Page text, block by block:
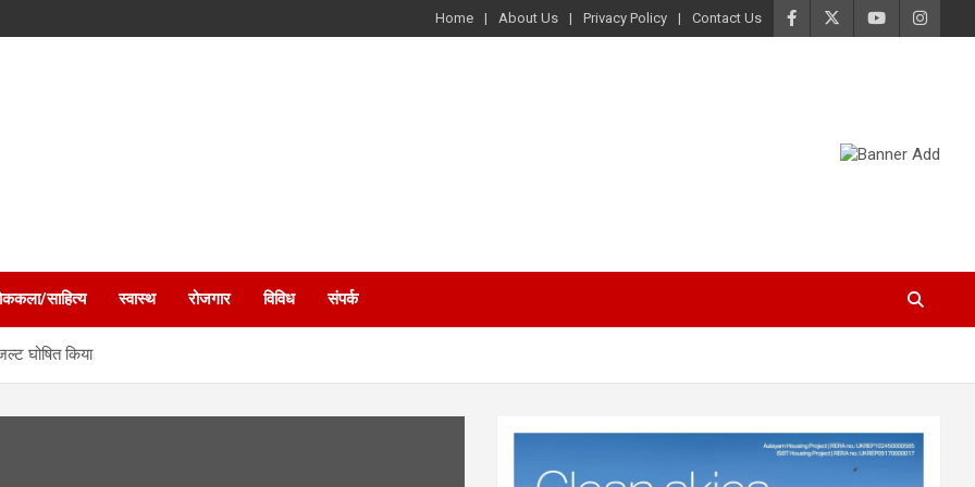
Home About Us Privacy Policy Contact Us
साहित्य स्वास्थ रोजगार विविध संपर्क
घोषित किया